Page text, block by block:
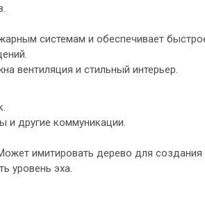
системам и обеспечивает
вентиляция и стильный интерьер.
и другие коммуникации.
имитировать дерево для
уровень эха.